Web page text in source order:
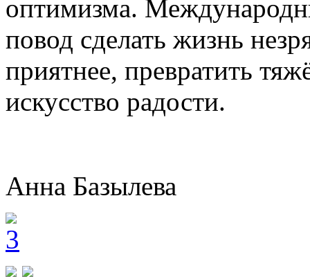
оптимизма.
повод сделать жизнь
приятнее, превратить
искусство радости.
Анна Базылева